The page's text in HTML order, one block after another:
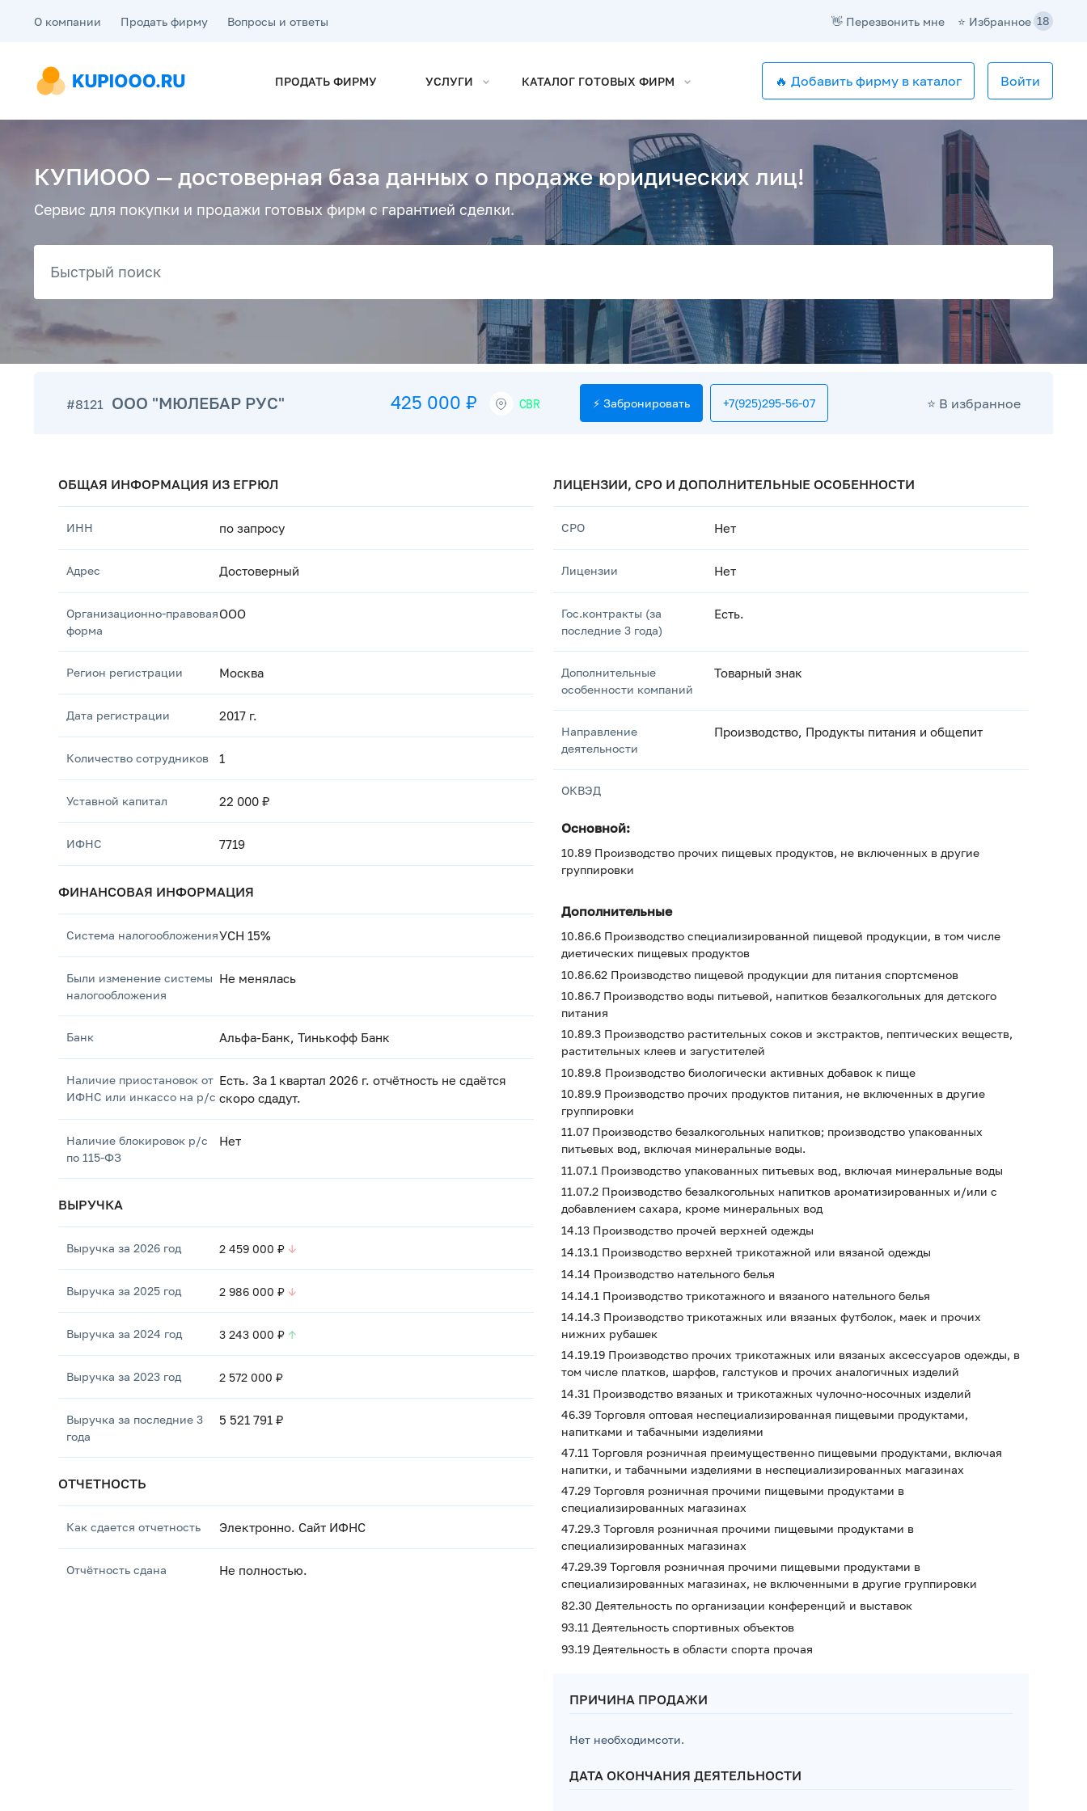
О компании Продать фирму Вопросы и ответы 👋 Перезвонить мне ⭐️ Избранное 18
ПРОДАТЬ ФИРМУ УСЛУГИ КАТАЛОГ ГОТОВЫХ ФИРМ 🔥 Добавить фирму в каталог Войти
КУПИООО — достоверная база данных о продаже юридических лиц!
Сервис для покупки и продажи готовых фирм с гарантией сделки.
#8121 ООО "МЮЛЕБАР РУС" 425 000 ₽ CBR ⚡ Забронировать +7(925)295-56-07 ⭐️ В избранное
ОБЩАЯ ИНФОРМАЦИЯ ИЗ ЕГРЮЛ
ИНН по запросу
Адрес Достоверный
Организационно-правовая
форма
ООО
Регион регистрации Москва
Дата регистрации 2017 г.
Количество сотрудников 1
Уставной капитал 22 000 ₽
ИФНС 7719
ФИНАНСОВАЯ ИНФОРМАЦИЯ
Система налогообложенияУСН 15%
Были изменение системы
налогообложения
Не менялась
Банк Альфа-Банк, Тинькофф Банк
Наличие приостановок от
ИФНС или инкассо на р/с
Есть. За 1 квартал 2026 г. отчётность не сдаётся
скоро сдадут.
Наличие блокировок р/с
по 115-ФЗ
Нет
ВЫРУЧКА
Выручка за 2026 год 2 459 000 ₽ ↓
Выручка за 2025 год 2 986 000 ₽ ↓
Выручка за 2024 год 3 243 000 ₽ ↑
Выручка за 2023 год 2 572 000 ₽
Выручка за последние 3
года
5 521 791 ₽
ОТЧЕТНОСТЬ
Как сдается отчетность Электронно. Сайт ИФНС
Отчётность сдана Не полностью.
ЛИЦЕНЗИИ, СРО И ДОПОЛНИТЕЛЬНЫЕ ОСОБЕННОСТИ
СРО Нет
Лицензии Нет
Гос.контракты (за
последние 3 года)
Есть.
Дополнительные
особенности компаний
Товарный знак
Направление
деятельности
Производство, Продукты питания и общепит
ОКВЭД
Основной:
10.89 Производство прочих пищевых продуктов, не включенных в другие
группировки
Дополнительные
10.86.6 Производство специализированной пищевой продукции, в том числе
диетических пищевых продуктов
10.86.62 Производство пищевой продукции для питания спортсменов
10.86.7 Производство воды питьевой, напитков безалкогольных для детского
питания
10.89.3 Производство растительных соков и экстрактов, пептических веществ,
растительных клеев и загустителей
10.89.8 Производство биологически активных добавок к пище
10.89.9 Производство прочих продуктов питания, не включенных в другие
группировки
11.07 Производство безалкогольных напитков; производство упакованных
питьевых вод, включая минеральные воды.
11.07.1 Производство упакованных питьевых вод, включая минеральные воды
11.07.2 Производство безалкогольных напитков ароматизированных и/или с
добавлением сахара, кроме минеральных вод
14.13 Производство прочей верхней одежды
14.13.1 Производство верхней трикотажной или вязаной одежды
14.14 Производство нательного белья
14.14.1 Производство трикотажного и вязаного нательного белья
14.14.3 Производство трикотажных или вязаных футболок, маек и прочих
нижних рубашек
14.19.19 Производство прочих трикотажных или вязаных аксессуаров одежды, в
том числе платков, шарфов, галстуков и прочих аналогичных изделий
14.31 Производство вязаных и трикотажных чулочно-носочных изделий
46.39 Торговля оптовая неспециализированная пищевыми продуктами,
напитками и табачными изделиями
47.11 Торговля розничная преимущественно пищевыми продуктами, включая
напитки, и табачными изделиями в неспециализированных магазинах
47.29 Торговля розничная прочими пищевыми продуктами в
специализированных магазинах
47.29.3 Торговля розничная прочими пищевыми продуктами в
специализированных магазинах
47.29.39 Торговля розничная прочими пищевыми продуктами в
специализированных магазинах, не включенными в другие группировки
82.30 Деятельность по организации конференций и выставок
93.11 Деятельность спортивных объектов
93.19 Деятельность в области спорта прочая
ПРИЧИНА ПРОДАЖИ
Нет необходимсоти.
ДАТА ОКОНЧАНИЯ ДЕЯТЕЛЬНОСТИ